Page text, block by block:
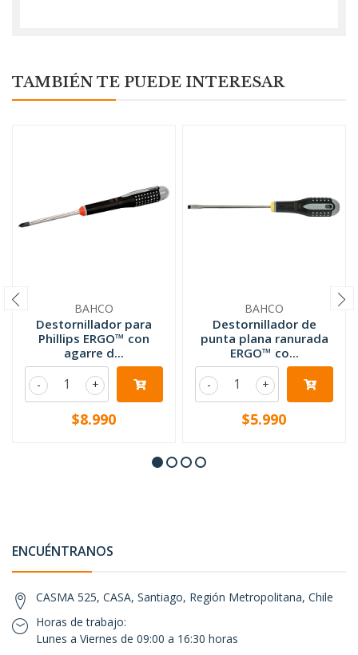
TAMBIÉN TE PUEDE INTERESAR
BAHCO
Destornillador para
Phillips ERGO™ con
agarre d...
+
-
$8.990
BAHCO
Destornillador de
punta plana ranurada
ERGO™ co...
+
-
$5.990
ENCUÉNTRANOS
CASMA 525, CASA, Santiago, Región Metropolitana, Chile
Horas de trabajo:
Lunes a Viernes de 09:00 a 16:30 horas